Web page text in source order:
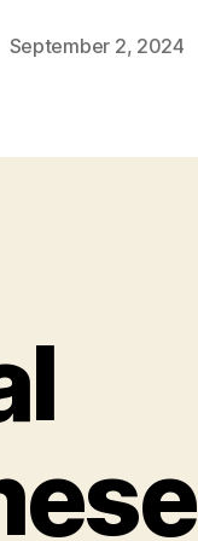
September 2, 2024